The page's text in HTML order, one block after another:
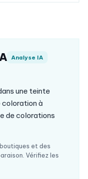
Analyse IA
une teinte
coloration à
de colorations
et des
Vérifiez les